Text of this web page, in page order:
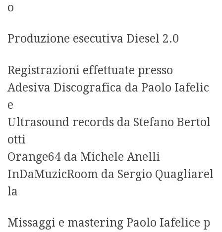
o
Produzione esecutiva Diesel 2.0
Registrazioni effettuate presso
Adesiva Discografica da Paolo Iafelic
e
Ultrasound records da Stefano Bertol
otti
Orange64 da Michele Anelli
InDaMuzicRoom da Sergio Quagliarel
la
Missaggi e mastering Paolo Iafelice p